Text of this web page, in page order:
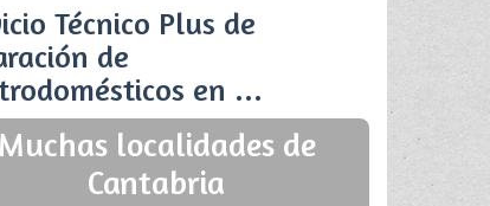
Técnico Plus de
de
en ...
Muchas localidades de
Cantabria